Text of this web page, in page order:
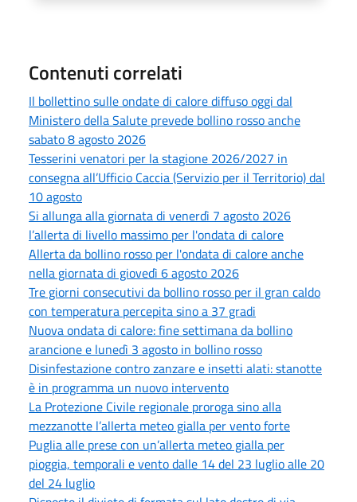
Contenuti correlati
Il bollettino sulle ondate di calore diffuso oggi dal
Ministero della Salute prevede bollino rosso anche
sabato 8 agosto 2026
Tesserini venatori per la stagione 2026/2027 in
consegna all’Ufficio Caccia (Servizio per il Territorio) dal
10 agosto
Si allunga alla giornata di venerdì 7 agosto 2026
l’allerta di livello massimo per l'ondata di calore
Allerta da bollino rosso per l'ondata di calore anche
nella giornata di giovedì 6 agosto 2026
Tre giorni consecutivi da bollino rosso per il gran caldo
con temperatura percepita sino a 37 gradi
Nuova ondata di calore: fine settimana da bollino
arancione e lunedì 3 agosto in bollino rosso
Disinfestazione contro zanzare e insetti alati: stanotte
è in programma un nuovo intervento
La Protezione Civile regionale proroga sino alla
mezzanotte l’allerta meteo gialla per vento forte
Puglia alle prese con un’allerta meteo gialla per
pioggia, temporali e vento dalle 14 del 23 luglio alle 20
del 24 luglio